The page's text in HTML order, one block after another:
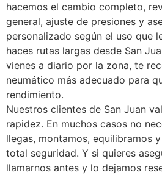
hacemos el cambio completo,
general, ajuste de presiones y
personalizado según el uso que
haces rutas largas desde San
vienes a diario por la zona, te
neumático más adecuado para
rendimiento.
Nuestros clientes de San Juan
rapidez. En muchos casos no
llegas, montamos, equilibramos
total seguridad. Y si quieres
llamarnos antes y lo dejamos